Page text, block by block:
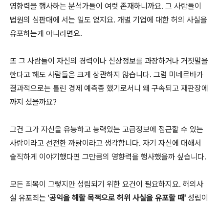
영향력을 행사하는 분석가들이 여럿 존재하니까요. 그 사람들이
법원의 심판대에 서는 일도 없지요. 개별 기업에 대한 허의 사실을
유포하는게 아니라면요.
또 그 사람들이 자신의 경력이나 신상정보를 과장하거나 거짓말을
한다고 해도 사람들은 크게 상관하지 않습니다. 그럼 미네르바가
결과적으로는 틀린 경제 예측좀 했기로서니 왜 구속되고 재판장에
까지 섰을까요?
그건 그가 자신을 유능하고 능력있는 고급정보에 접근할 수 있는
사람이라고 선전한 까닭이라고 생각합니다. 자기 자신에 대해서
솔직하게 이야기했다면 그만큼의 영향력을 행사했을까 싶습니다.
모든 죄목이 그렇지만 성립되기 위한 요건이 필요하지요. 허의사
실 유포죄는 '공익을 해할 목적으로 허위 사실을 유포할 때' 성립이